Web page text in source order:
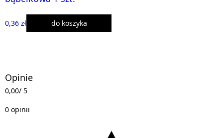
0,36 zł do koszyka
Opinie
0,00/ 5
0 opinii